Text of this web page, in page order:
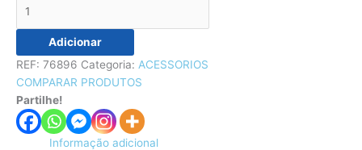
Adicionar
REF: 76896 Categoria: ACESSORIOS
COMPARAR PRODUTOS
Partilhe!
Informação adicional